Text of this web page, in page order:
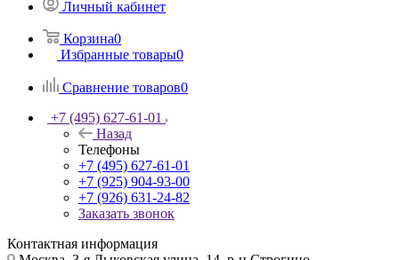
Личный кабинет
Корзина0
Избранные товары0
Сравнение товаров0
+7 (495) 627-61-01
Назад
Телефоны
+7 (495) 627-61-01
+7 (925) 904-93-00
+7 (926) 631-24-82
Заказать звонок
Контактная информация